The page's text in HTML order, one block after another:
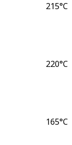
215°C
220°C
165°C